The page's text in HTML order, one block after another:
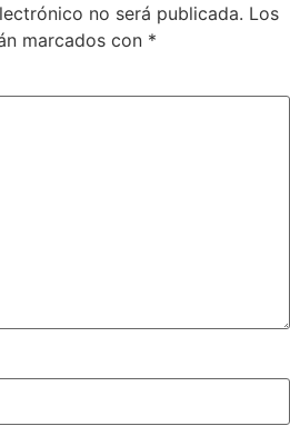
no será publicada. Los
marcados con *